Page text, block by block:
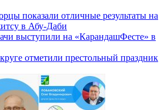
показали отличные результаты на
в Абу-Даби
выступили на «КарандашФесте» в
отметили престольный праздник